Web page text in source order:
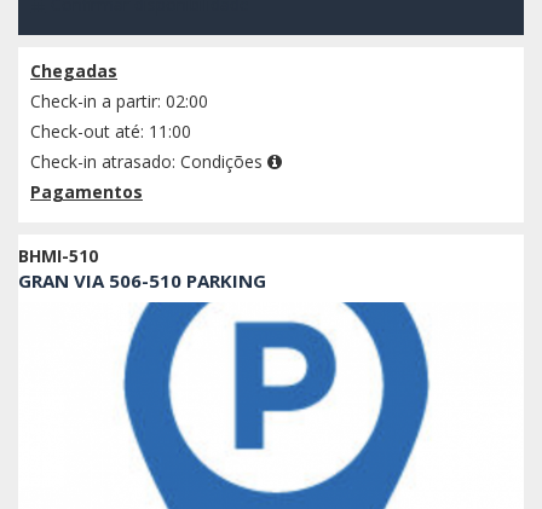
Chegadas
Check-in a partir: 02:00
Check-out até: 11:00
Check-in atrasado: Condições
Pagamentos
BHMI-510
GRAN VIA 506-510 PARKING